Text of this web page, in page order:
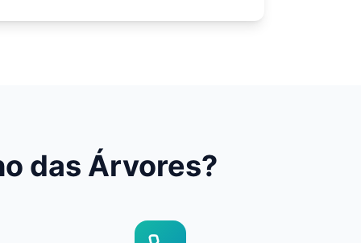
das Árvores?